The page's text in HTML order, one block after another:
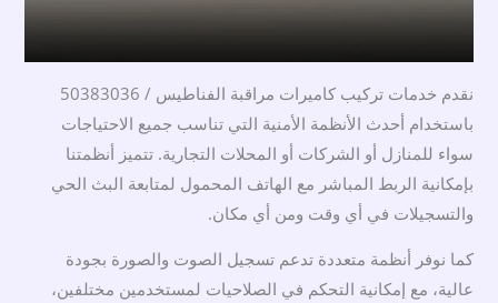
نقدم خدمات تركيب كاميرات مراقبة الفناطيس / 50383036
باستخدام أحدث الأنظمة الأمنية التي تناسب جميع الاحتياجات
سواء للمنازل أو الشركات أو المحلات التجارية. تتميز أنظمتنا
بإمكانية الربط المباشر مع الهاتف المحمول لمتابعة البث الحي
والتسجيلات في أي وقت ومن أي مكان.
كما نوفر أنظمة متعددة تدعم تسجيل الصوت والصورة بجودة
عالية، مع إمكانية التحكم في الصلاحيات لمستخدمين مختلفين،